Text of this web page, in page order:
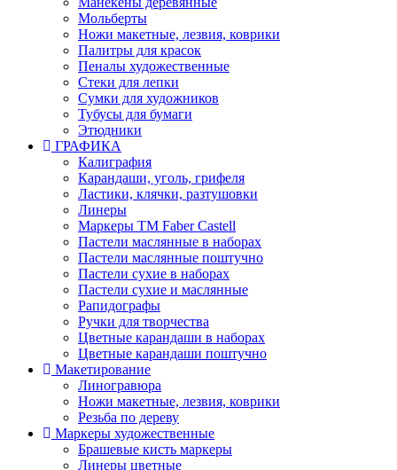
Мольберты
Ножи макетные, лезвия, коврики
Палитры для красок
Пеналы художественные
Стеки для лепки
Сумки для художников
Тубусы для бумаги
Этюдники
ГРАФИКА
Калиграфия
Карандаши, уголь, грифеля
Ластики, клячки, разтушовки
Линеры
Маркеры TM Faber Castell
Пастели маслянные в наборах
Пастели маслянные поштучно
Пастели сухие в наборах
Пастели сухие и маслянные
Рапидографы
Ручки для творчества
Цветные карандаши в наборах
Цветные карандаши поштучно
Макетирование
Линогравюра
Ножи макетные, лезвия, коврики
Резьба по дереву
Маркеры художественные
Брашевые кисть маркеры
Линеры цветные